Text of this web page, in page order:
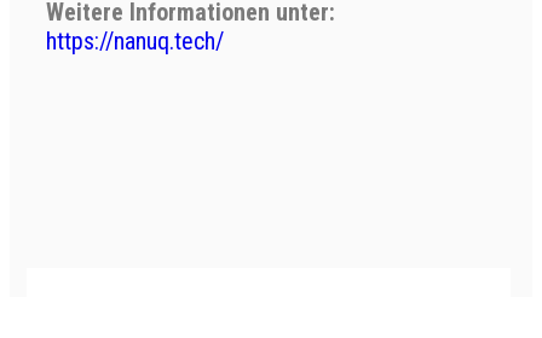
Weitere Informationen unter:
https://nanuq.tech/